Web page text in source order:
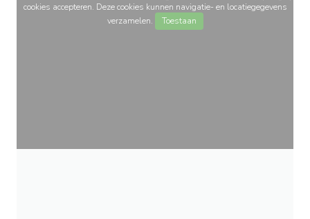
cookies accepteren. Deze cookies kunnen navigatie- en locatiegegevens
verzamelen.
Toestaan